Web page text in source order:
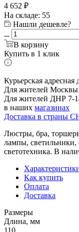
4 652 ₽
На складе: 55
Нашли дешевле?
В корзину
Купить в 1 клик
Курьерская
Для жителей Москвы
Для жителей ДНР 7-
в наших магазинах
Доставка в страны
Люстры, бра,
лампы, светильники,
светотехника. В
Как купить
Оплата
Доставка
Размеры
Длина, мм
110